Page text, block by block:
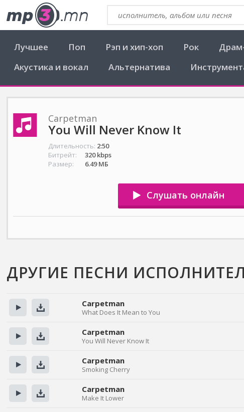
Лучшее Поп Рэп и хип-хоп Рок
Акустика и вокал
Альтернатива
Carpetman
You Will Never Know It
Длительность: 2:50
Битрейт:
320 kbps
Размер:
6.49 МБ
Слушать онлайн
ДРУГИЕ ПЕСНИ ИСПОЛНИТЕЛЯ
Carpetman
What Does It Mean to You
Carpetman
You Will Never Know It
Carpetman
Smoking Cherry
Carpetman
Make It Lower